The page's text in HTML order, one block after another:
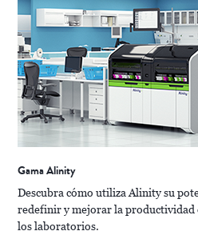
Gama Alinity
Descubra cómo utiliza Alinity su
redefinir y mejorar la productividad
los laboratorios.